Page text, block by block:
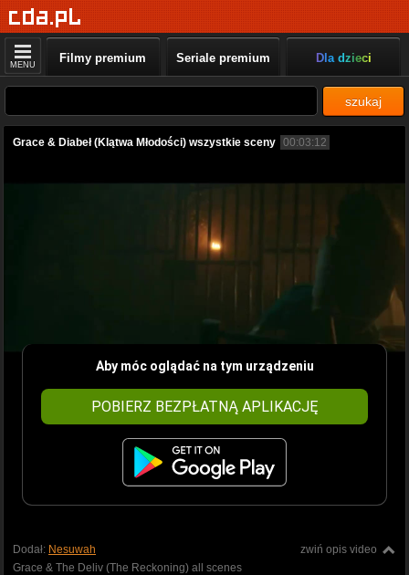
MENU Filmy premium Seriale premium Dla dzieci
szukaj
Grace & Diabeł (Klątwa Młodości) wszystkie sceny 00:03:12
Aby móc oglądać na tym urządzeniu
POBIERZ BEZPŁATNĄ APLIKACJĘ
zwiń opis video
Dodał: Nesuwah
Grace & The Deliv (The Reckoning) all scenes